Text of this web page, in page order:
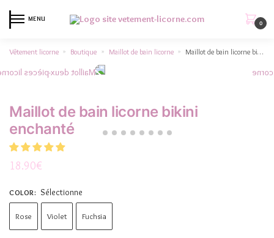
MENU
0
Vêtement licorne » Boutique » Maillot de bain licorne » Maillot de bain licorne bikini enchanté
Maillot de bain licorne bikini
enchanté
18.90€
COLOR: Sélectionne
Rose Violet Fuchsia